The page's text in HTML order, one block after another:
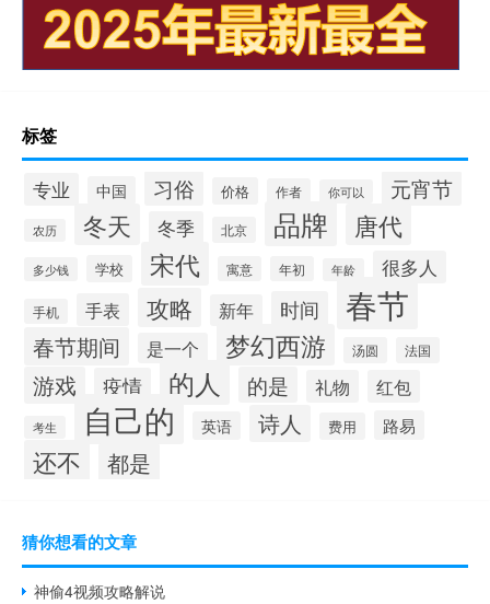
标签
专业 中国 习俗 价格 作者 你可以 元宵节
农历 冬天 冬季 北京 品牌 唐代
多少钱 学校 宋代 寓意 年初 年龄 很多人
手机 手表 攻略 新年 时间 春节
春节期间 是一个 梦幻西游 汤圆 法国
游戏 疫情 的人 的是 礼物 红包
考生 自己的 英语 诗人 费用 路易
还不 都是
猜你想看的文章
神偷4视频攻略解说